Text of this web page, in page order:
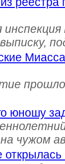
юношу
на чужом